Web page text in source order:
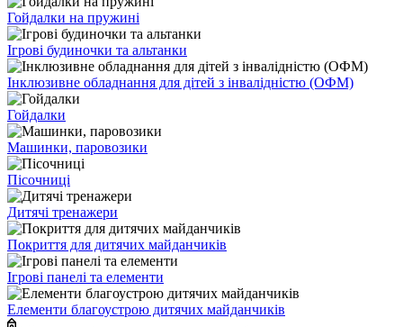
Гойдалки на пружині
Ігрові будиночки та альтанки
Інклюзивне обладнання для дітей з інвалідністю (ОФМ)
Гойдалки
Машинки, паровозики
Пісочниці
Дитячі тренажери
Покриття для дитячих майданчиків
Ігрові панелі та елементи
Елементи благоустрою дитячих майданчиків